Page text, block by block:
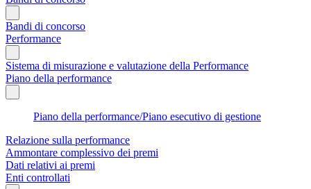
Bandi di concorso
Performance
Sistema di misurazione e valutazione della Performance
Piano della performance
Piano della performance/Piano esecutivo di gestione
Relazione sulla performance
Ammontare complessivo dei premi
Dati relativi ai premi
Enti controllati